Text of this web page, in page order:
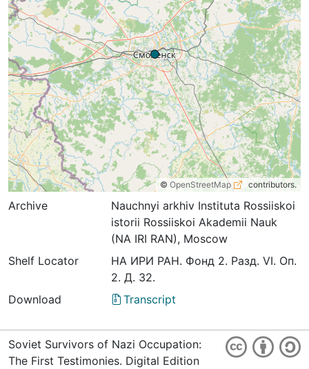
© OpenStreetMap contributors.
Archive
Nauchnyi arkhiv Instituta Rossiiskoi
istorii Rossiiskoi Akademii Nauk
(NA IRI RAN), Moscow
Shelf Locator
НА ИРИ РАН. Фонд 2. Разд. VI. Оп.
2. Д. 32.
Download
Transcript
Soviet Survivors of Nazi Occupation:
The First Testimonies. Digital Edition